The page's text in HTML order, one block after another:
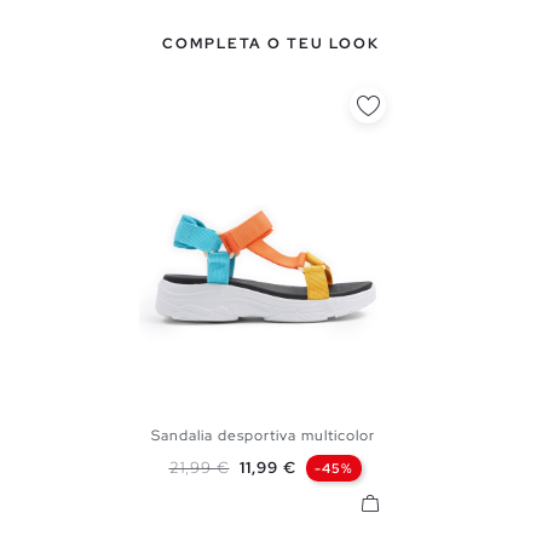
COMPLETA O TEU LOOK
35 36 37 38 39
40
41
Sandalia desportiva multicolor
Preço normal
21,99 € Preço
11,99 € -45%